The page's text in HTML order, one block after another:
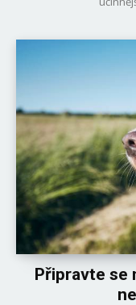
Připravte se